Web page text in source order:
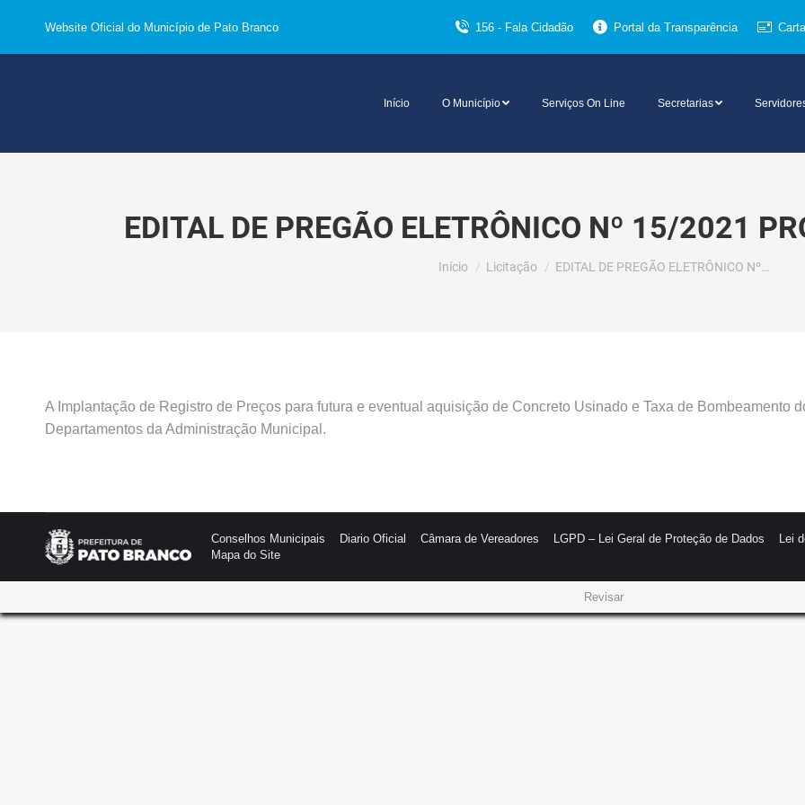
Website Oficial do Município de Pato Branco 156 - Fala Cidadão Portal da Transparência
Início O Município Serviços On Line Secretarias
EDITAL DE PREGÃO ELETRÔNICO Nº 15/2021
Você está aqui:
Início Licitação EDITAL DE PREGÃO ELETRÔNICO Nº…
A Implantação de Registro de Preços para futura e eventual aquisição de Concreto Usinado e Taxa de Bombeamento
Departamentos da Administração Municipal.
Conselhos Municipais Diario Oficial Câmara de Vereadores LGPD – Lei Geral de Proteção de Dados Lei
Mapa do Site
Revisar